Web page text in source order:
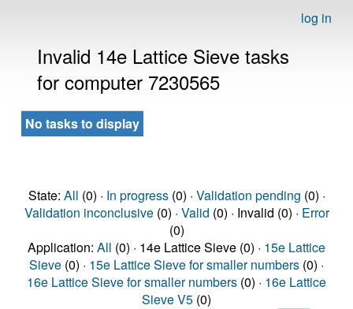
log in
Invalid 14e Lattice Sieve tasks
for computer 7230565
No tasks to display
State: All (0) · In progress(0) · Validation pending (0) ·
Validation inconclusive(0) · Valid (0) · Invalid (0) · Error
(0)
Application: All (0) · 14e Lattice Sieve (0) · 15e Lattice
Sieve (0) · 15e Lattice Sieve for smaller numbers (0) ·
16e Lattice Sieve for smaller numbers (0) · 16e Lattice
Sieve V5 (0)